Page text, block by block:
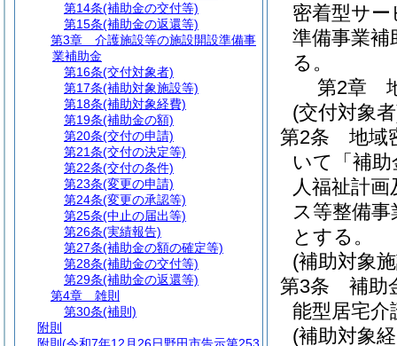
密着型サ
準備事業
る。
第2章
(交付対象
第2条
地域
いて「補
人福祉計
ス等整備
とする。
(補助対象
第3条
補助
能型居宅介
(補助対象
第14条(補助金の交付等)
第15条(補助金の返還等)
第3章
介護施設等の施設開設準備事
業補助金
第16条(交付対象者)
第17条(補助対象施設等)
第18条(補助対象経費)
第19条(補助金の額)
第20条(交付の申請)
第21条(交付の決定等)
第22条(交付の条件)
第23条(変更の申請)
第24条(変更の承認等)
第25条(中止の届出等)
第26条(実績報告)
第27条(補助金の額の確定等)
第28条(補助金の交付等)
第29条(補助金の返還等)
第4章
雑則
第30条(補則)
附則